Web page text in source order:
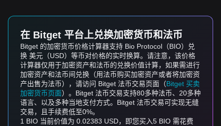
在 Bitget 平台上兑换加密货币和法币
Bitget 的加密货币价格计算器支持 Bio Protocol（BIO）兑
换 美元（USD）等币对价格的实时换算。请注意，该价格
计算器仅用于加密资产和法币的兑换价值计算，如果需进行
加密资产和法币间兑换（用法币购买加密资产或者将加密资
产出售为法币），请访问 Bitget 法币交易页面（Bitget 买卖
加密货币页面）。Bitget 法币交易支持80多种法币、20多种
语言、以及多种当地支付方式。Bitget 法币交易可实现无缝
交易，且手续费低至0%。
1 BIO 当前价值为 0.02383 USD，即您买入5 BIO 需花费